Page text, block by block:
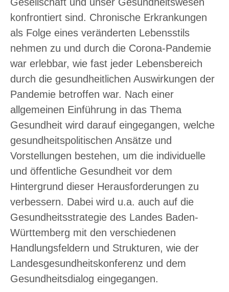
konfrontiert sind. Chronische Erkrankungen
als Folge eines veränderten Lebensstils
nehmen zu und durch die Corona-Pandemie
war erlebbar, wie fast jeder Lebensbereich
durch die gesundheitlichen Auswirkungen der
Pandemie betroffen war. Nach einer
allgemeinen Einführung in das Thema
Gesundheit wird darauf eingegangen, welche
gesundheitspolitischen Ansätze und
Vorstellungen bestehen, um die individuelle
und öffentliche Gesundheit vor dem
Hintergrund dieser Herausforderungen zu
verbessern. Dabei wird u.a. auch auf die
Gesundheitsstrategie des Landes Baden-
Württemberg mit den verschiedenen
Handlungsfeldern und Strukturen, wie der
Landesgesundheitskonferenz und dem
Gesundheitsdialog eingegangen.